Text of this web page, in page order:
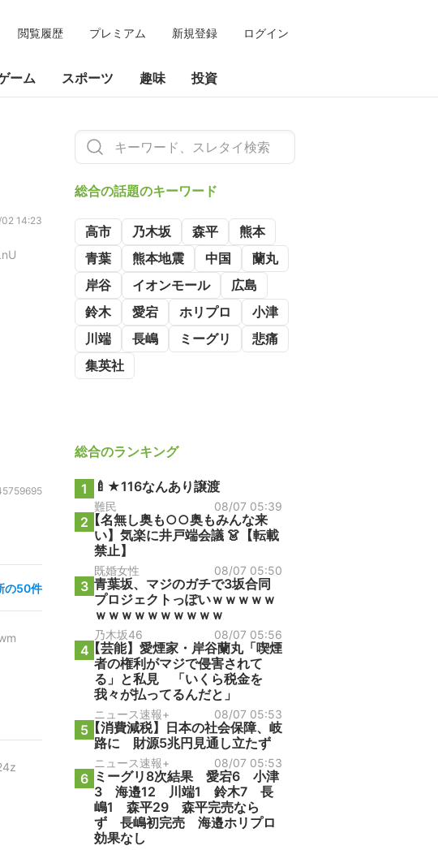
閲覧履歴 プレミアム 新規登録 ログイン
ーム スポーツ 趣味 投資
14:23
の50件
総合の話題のキーワード
高市 乃木坂 森平
熊本
青葉
熊本地震 中国
蘭丸
岸谷
イオンモール
広島
鈴木
愛宕 ホリプロ
小津
川端
長嶋 ミーグリ
悲痛
集英社
総合のランキング
1 🍼★116なんあり譲渡
難民 08/07 05:39
2 【名無し奥も○○奥もみんな来
い】気楽に井戸端会議 👗【転載
禁止】
既婚女性 08/07 05:50
3 青葉坂、マジのガチで3坂合同
プロジェクトっぽいｗｗｗｗｗ
ｗｗｗｗｗｗｗｗｗｗ
乃木坂46 08/07 05:56
4【芸能】愛煙家・岸谷蘭丸「喫煙
者の権利がマジで侵害されて
る」と私見 「いくら税金を
我々が払ってるんだと」
ニュース速報+ 08/07 05:53
5【消費減税】日本の社会保障、岐
路に 財源5兆円見通し立たず
ニュース速報+ 08/07 05:53
6 ミーグリ8次結果 愛宕6 小津
3 海邉12 川端1 鈴木7 長
嶋1 森平29 森平完売なら
ず 長嶋初完売 海邉ホリプロ
効果なし